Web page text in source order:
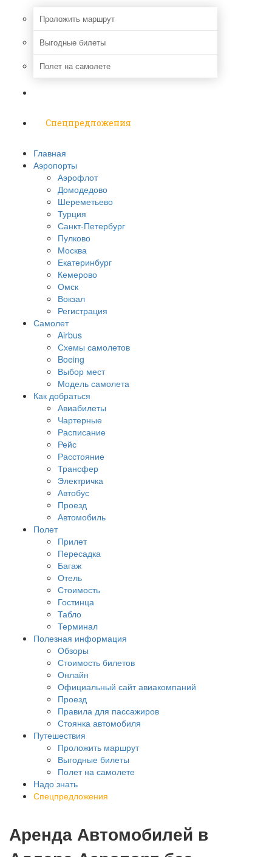
Проложить маршрут
Выгодные билеты
Полет на самолете
Спецпредложения
Главная
Аэропорты
Аэрофлот
Домодедово
Шереметьево
Турция
Санкт-Петербург
Пулково
Москва
Екатеринбург
Кемерово
Омск
Вокзал
Регистрация
Самолет
Airbus
Схемы самолетов
Boeing
Выбор мест
Модель самолета
Как добраться
Авиабилеты
Чартерные
Расписание
Рейс
Расстояние
Трансфер
Электричка
Автобус
Проезд
Автомобиль
Полет
Прилет
Пересадка
Багаж
Отель
Стоимость
Гостинца
Табло
Терминал
Полезная информация
Обзоры
Стоимость билетов
Онлайн
Официальный сайт авиакомпаний
Проезд
Правила для пассажиров
Стоянка автомобиля
Путешествия
Проложить маршрут
Выгодные билеты
Полет на самолете
Надо знать
Спецпредложения
Аренда Автомобилей в